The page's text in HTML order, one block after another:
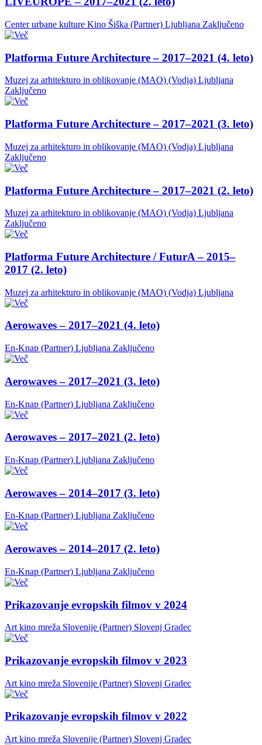
Center urbane kulture Kino Šiška (Partner) Ljubljana Zaključeno
Platforma Future Architecture – 2017–2021 (4. leto)
Muzej za arhitekturo in oblikovanje (MAO) (Vodja) Ljubljana
Zaključeno
Platforma Future Architecture – 2017–2021 (3. leto)
Muzej za arhitekturo in oblikovanje (MAO) (Vodja) Ljubljana
Zaključeno
Platforma Future Architecture – 2017–2021 (2. leto)
Muzej za arhitekturo in oblikovanje (MAO) (Vodja) Ljubljana
Zaključeno
Platforma Future Architecture / FuturA – 2015–
2017 (2. leto)
Muzej za arhitekturo in oblikovanje (MAO) (Vodja) Ljubljana
Aerowaves – 2017–2021 (4. leto)
En-Knap (Partner) Ljubljana Zaključeno
Aerowaves – 2017–2021 (3. leto)
En-Knap (Partner) Ljubljana Zaključeno
Aerowaves – 2017–2021 (2. leto)
En-Knap (Partner) Ljubljana Zaključeno
Aerowaves – 2014–2017 (3. leto)
En-Knap (Partner) Ljubljana Zaključeno
Aerowaves – 2014–2017 (2. leto)
En-Knap (Partner) Ljubljana Zaključeno
Prikazovanje evropskih filmov v 2024
Art kino mreža Slovenije (Partner) Slovenj Gradec
Prikazovanje evropskih filmov v 2023
Art kino mreža Slovenije (Partner) Slovenj Gradec
Prikazovanje evropskih filmov v 2022
Art kino mreža Slovenije (Partner) Slovenj Gradec